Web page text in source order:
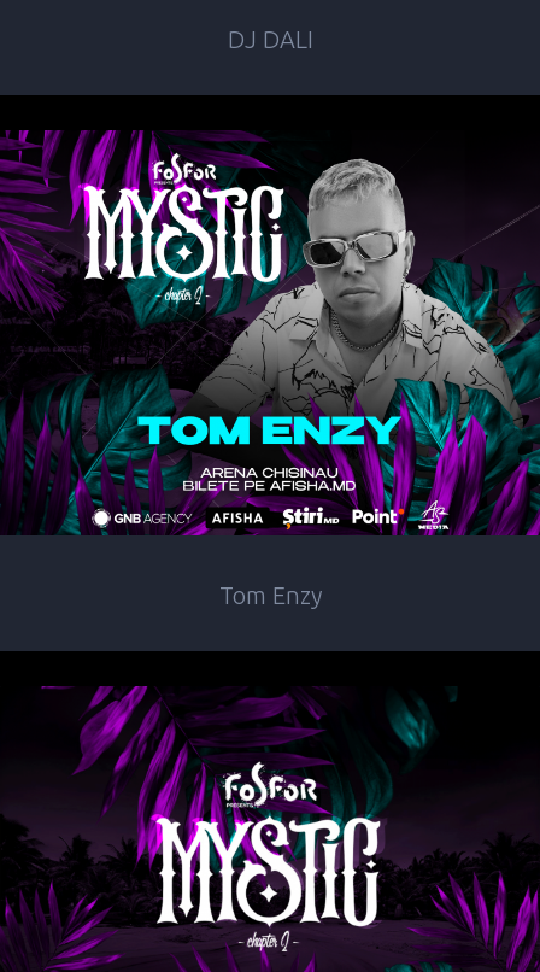
DJ DALI
Tom Enzy